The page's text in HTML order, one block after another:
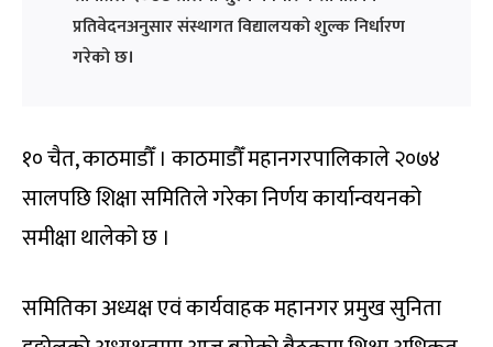
प्रतिवेदनअनुसार संस्थागत विद्यालयको शुल्क निर्धारण
गरेको छ।
१० चैत, काठमाडौँ । काठमाडौँ महानगरपालिकाले २०७४
सालपछि शिक्षा समितिले गरेका निर्णय कार्यान्वयनको
समीक्षा थालेको छ ।
समितिका अध्यक्ष एवं कार्यवाहक महानगर प्रमुख सुनिता